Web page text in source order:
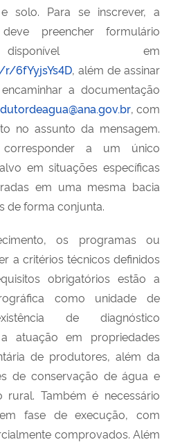
solo. Para se inscrever, a
preencher formulário
em
6fYyjsYs4D, além de assinar
a documentação
, com
no assunto da mensagem.
a um único
em situações específicas
em uma mesma bacia
de forma conjunta.
os programas ou
a critérios técnicos definidos
obrigatórios estão a
como unidade de
de diagnóstico
atuação em propriedades
de produtores, além da
de conservação de água e
Também é necessário
fase de execução, com
comprovados. Além